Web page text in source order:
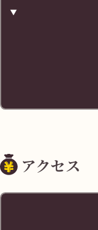
埼玉県川口市西
アクセス